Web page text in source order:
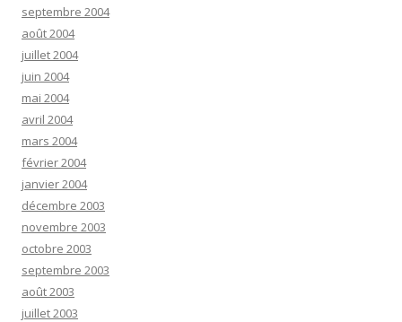
septembre 2004
août 2004
juillet 2004
juin 2004
mai 2004
avril 2004
mars 2004
février 2004
janvier 2004
décembre 2003
novembre 2003
octobre 2003
septembre 2003
août 2003
juillet 2003